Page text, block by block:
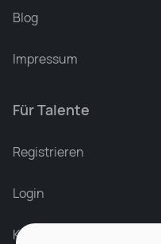
Blog
Impressum
Für Talente
Registrieren
Login
Karriere bei Rocken